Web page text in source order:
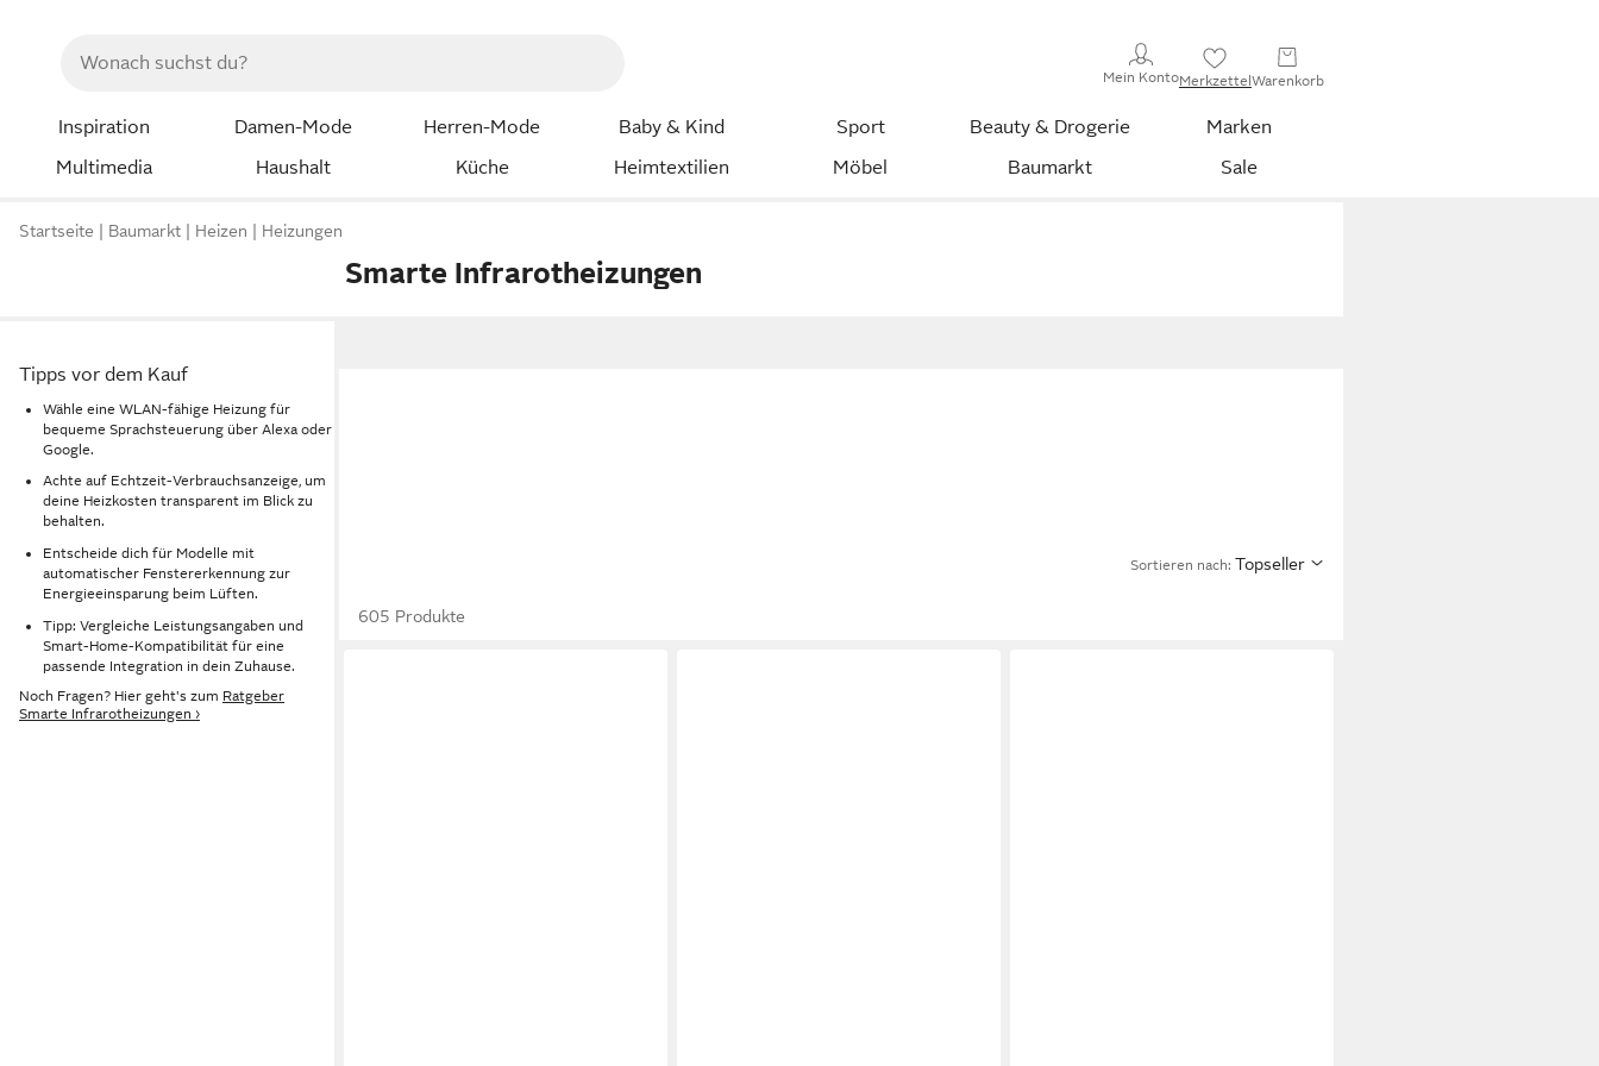
Mein KontoMerkzettelWarenkorb
Inspiration Damen-Mode Herren-Mode Baby & Kind Sport Beauty & Drogerie
Marken
Multimedia
Haushalt Küche Heimtextilien Möbel Baumarkt Sale
Startseite Baumarkt Heizen Heizungen
Smarte Infrarotheizungen
Tipps vor dem Kauf
Wähle eine WLAN-fähige Heizung für
bequeme Sprachsteuerung über Alexa oder
Google.
Achte auf Echtzeit-Verbrauchsanzeige, um
deine Heizkosten transparent im Blick zu
behalten.
Entscheide dich für Modelle mit
automatischer Fenstererkennung zur
Energieeinsparung beim Lüften.
Tipp: Vergleiche Leistungsangaben und
Smart-Home-Kompatibilität für eine
passende Integration in dein Zuhause.
Noch Fragen? Hier geht's zum Ratgeber
Smarte Infrarotheizungen ›
Sortieren nach: Topseller
605 Produkte